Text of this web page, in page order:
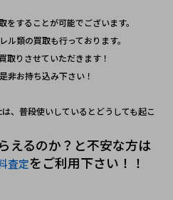
することが可能でございます。
類の買取も行っております。
取りさせていただきます！
非お持ち込み下さい！
、普段使いしているとどうしても起こ
えるのか？と不安な方は
査定をご利用下さい！！